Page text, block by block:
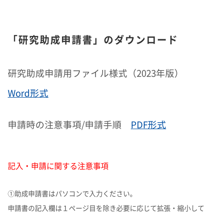
「研究助成申請書」のダウンロード
研究助成申請用ファイル様式（2023年版）
Word形式
申請時の注意事項/申請手順 PDF形式
記入・申請に関する注意事項
①助成申請書はパソコンで入力ください。
申請書の記入欄は１ページ目を除き必要に応じて拡張・縮小して